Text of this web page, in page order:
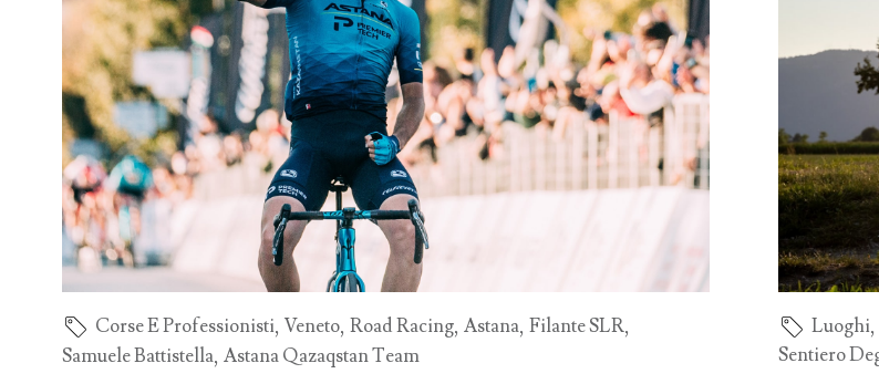
Corse E Professionisti,Veneto,Road Racing,Astana,Filante SLR,
Samuele Battistella,Astana Qazaqstan Team
Luoghi
Sentiero